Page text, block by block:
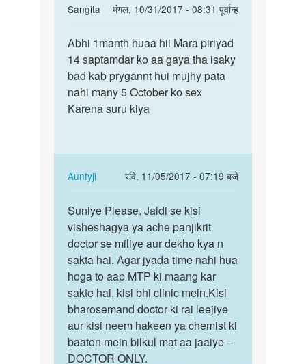
Sangita
मंगल, 10/31/2017 - 08:31 पूर्वान्ह
to
Do
kya
do
mahine?
by
Auntyji
Abhi
1manth
huaa
hii
Mara…
Abhi 1manth huaa hii Mara piriyad
14 saptamdar ko aa gaya tha isaky
bad kab prygannt hui mujhy pata
nahi many 5 October ko sex
Karena suru kiya
Auntyji
रवि, 11/05/2017 - 07:19 बजे
In
reply
to
Abhi
1manth
huaa
hii
Mara…
by
Sangita
Suniye
Please.
Jaldi
se
kisi…
Suniye Please. Jaldi se kisi
visheshagya ya ache panjikrit
doctor se miliye aur dekho kya n
sakta hai. Agar jyada time nahi hua
hoga to aap MTP ki maang kar
sakte hai, kisi bhi clinic mein.Kisi
bharosemand doctor ki rai leejiye
aur kisi neem hakeen ya chemist ki
baaton mein bilkul mat aa jaaiye –
DOCTOR ONLY.